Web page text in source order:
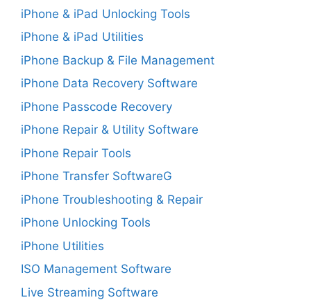
iPhone & iPad Unlocking Tools
iPhone & iPad Utilities
iPhone Backup & File Management
iPhone Data Recovery Software
iPhone Passcode Recovery
iPhone Repair & Utility Software
iPhone Repair Tools
iPhone Transfer SoftwareG
iPhone Troubleshooting & Repair
iPhone Unlocking Tools
iPhone Utilities
ISO Management Software
Live Streaming Software